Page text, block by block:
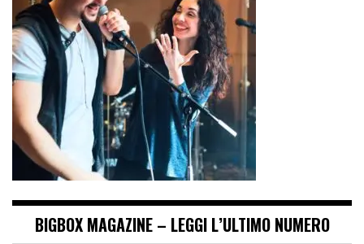
BIGBOX MAGAZINE – LEGGI L’ULTIMO NUMERO